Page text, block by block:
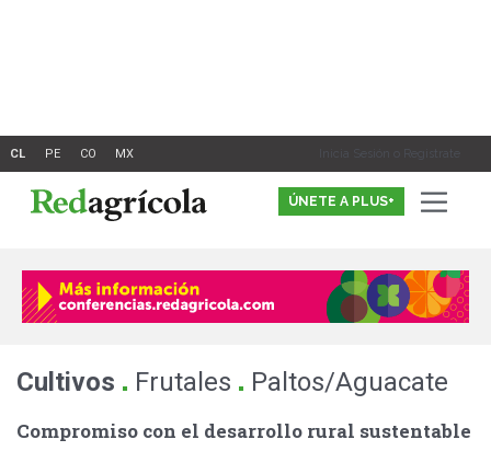
Inicia Sesión o Registrate
ÚNETE A PLUS+
Cultivos . Frutales . Paltos/Aguacate
Compromiso con el desarrollo rural sustentable